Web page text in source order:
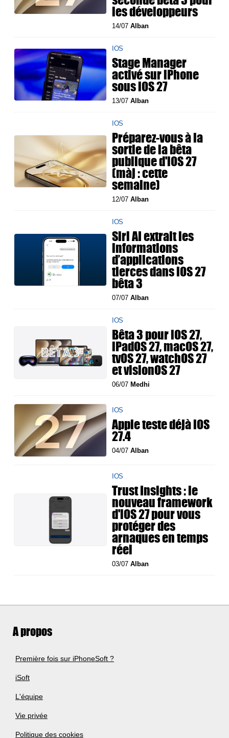
les développeurs
14/07Alban
IOS
Stage Manager
activé sur iPhone
sous iOS 27
13/07Alban
IOS
Préparez-vous à la
sortie de la bêta
publique d'iOS 27
(màj : cette
semaine)
12/07Alban
IOS
Siri AI extrait les
informations
d’applications
tierces dans iOS 27
bêta 3
07/07Alban
IOS
Bêta 3 pour iOS 27,
iPadOS 27, macOS 27,
tvOS 27, watchOS 27
et visionOS 27
06/07 Medhi
IOS
Apple teste déjà iOS
27.4
04/07Alban
IOS
Trust Insights : le
nouveau framework
d'iOS 27 pour vous
protéger des
arnaques en temps
réel
03/07Alban
A propos
Première fois sur iPhoneSoft ?
iSoft
L'équipe
Vie privée
Politique des cookies